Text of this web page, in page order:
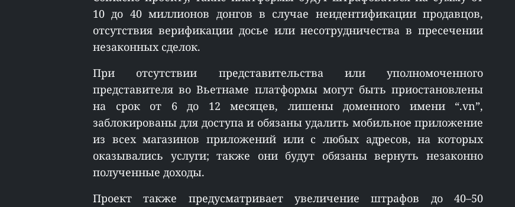
10 до 40 миллионов донгов в случае неидентификации продавцов,
отсутствия верификации досье или несотрудничества в пресечении
незаконных сделок.
При отсутствии представительства или уполномоченного
представителя во Вьетнаме платформы могут быть приостановлены
на срок от 6 до 12 месяцев, лишены доменного имени “.vn”,
заблокированы для доступа и обязаны удалить мобильное приложение
из всех магазинов приложений или с любых адресов, на которых
оказывались услуги; также они будут обязаны вернуть незаконно
полученные доходы.
Проект также предусматривает увеличение штрафов до 40–50